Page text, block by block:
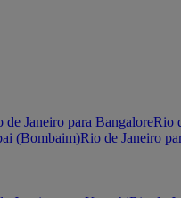
de Janeiro para BangaloreRio
(Bombaim)Rio de Janeiro